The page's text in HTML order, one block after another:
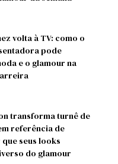
volta à TV: como o
pode
e o glamour na
transforma turnê de
referência de
seus looks
do glamour